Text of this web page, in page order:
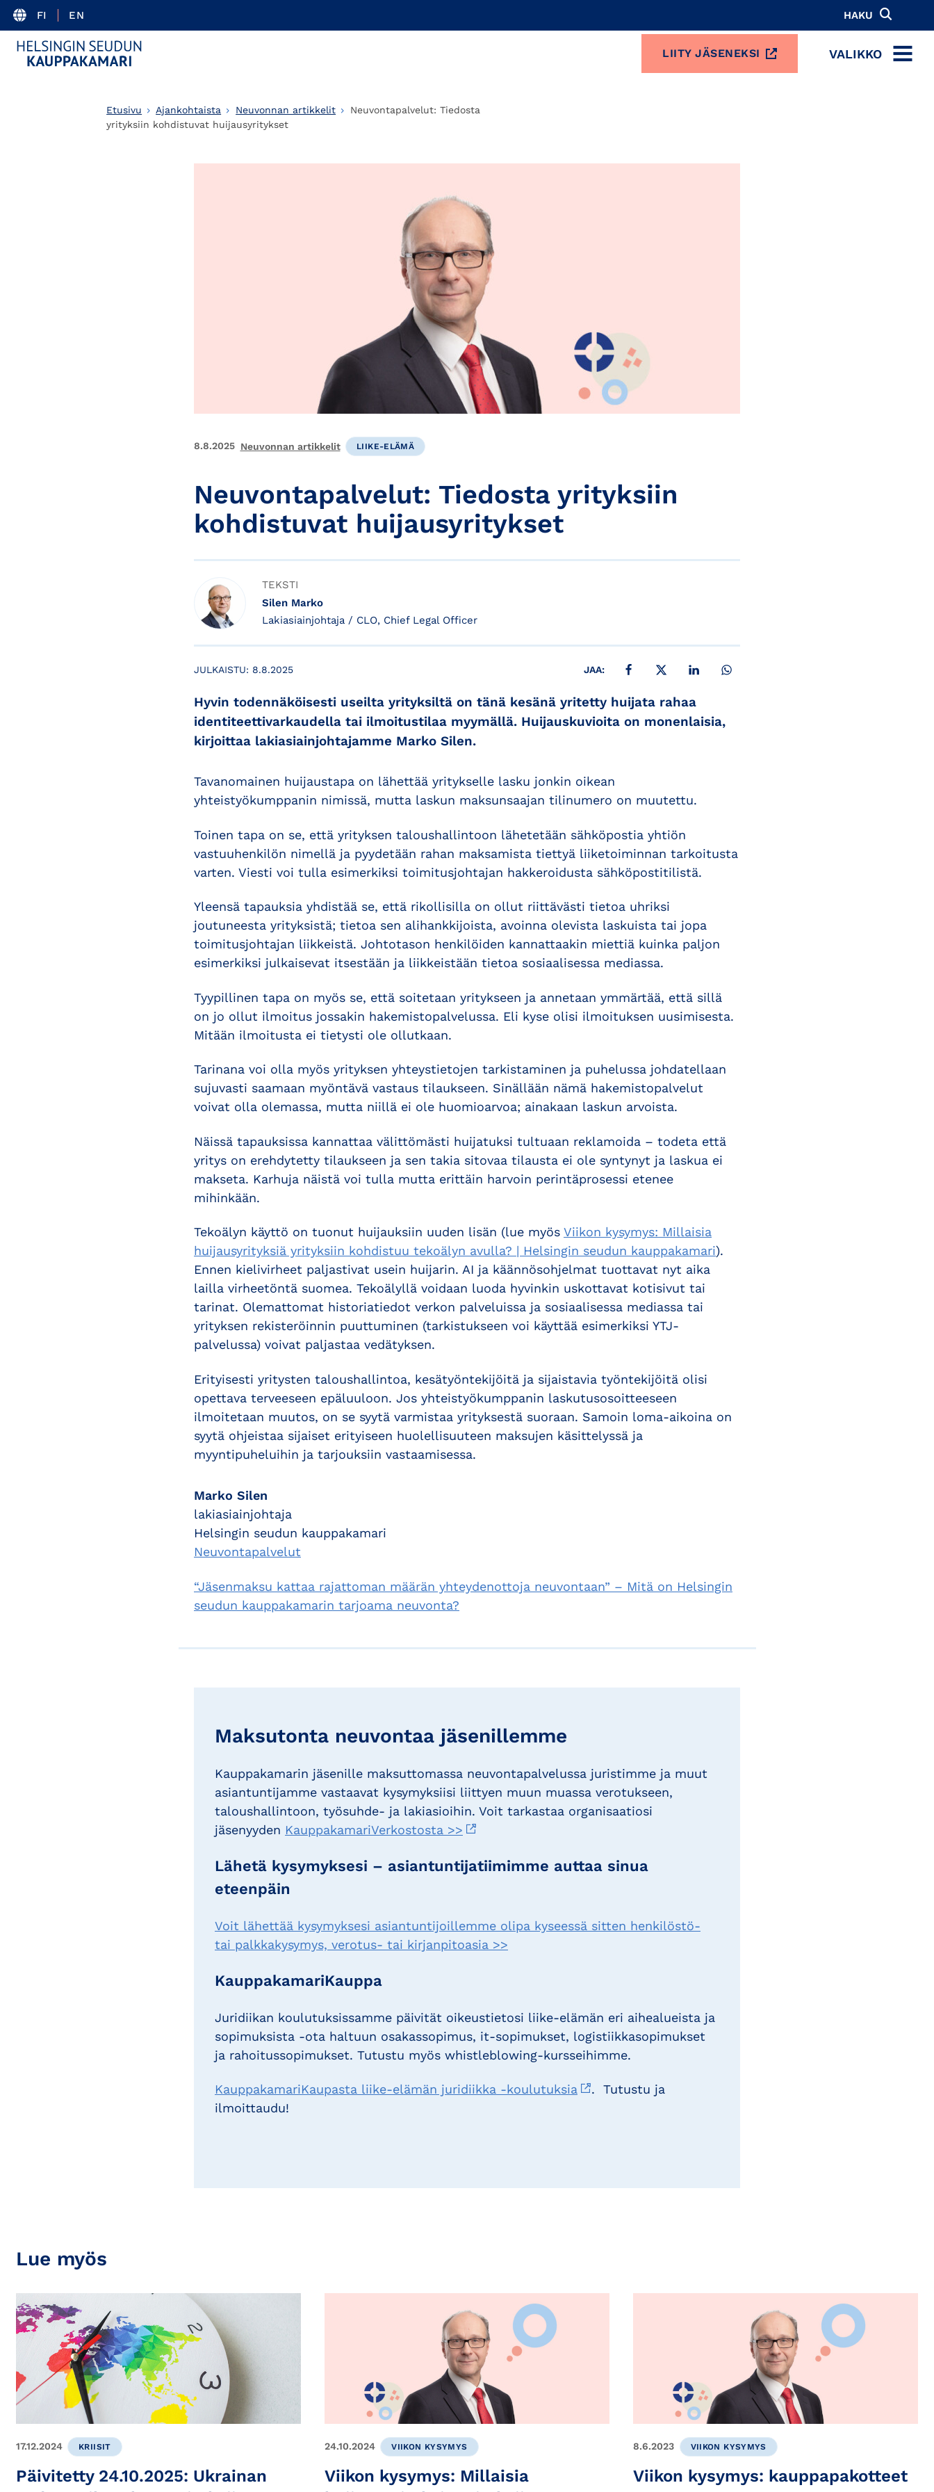
FI EN HAKU
LIITY JÄSENEKSI VALIKKO
MENU
Etusivu Ajankohtaista Neuvonnan artikkelit
Neuvontapalvelut: Tiedosta
yrityksiin kohdistuvat huijausyritykset
8.8.2025 Neuvonnan artikkelit LIIKE-ELÄMÄ
Neuvontapalvelut: Tiedosta yrityksiin
kohdistuvat huijausyritykset
TEKSTI
Silen Marko
Lakiasiainjohtaja / CLO, Chief Legal Officer
JULKAISTU: 8.8.2025 JAA: JAA FACEBOOKISSA
JAA X:SSÄ JAA LINKEDINISSÄ
Hyvin todennäköisesti useilta yrityksiltä on tänä kesänä yritetty huijata rahaa
identiteettivarkaudella tai ilmoitustilaa myymällä. Huijauskuvioita on monenlaisia,
kirjoittaa lakiasiainjohtajamme Marko Silen.
Tavanomainen huijaustapa on lähettää yritykselle lasku jonkin oikean
yhteistyökumppanin nimissä, mutta laskun maksunsaajan tilinumero on muutettu.
Toinen tapa on se, että yrityksen taloushallintoon lähetetään sähköpostia yhtiön
vastuuhenkilön nimellä ja pyydetään rahan maksamista tiettyä liiketoiminnan tarkoitusta
varten. Viesti voi tulla esimerkiksi toimitusjohtajan hakkeroidusta sähköpostitilistä.
Yleensä tapauksia yhdistää se, että rikollisilla on ollut riittävästi tietoa uhriksi
joutuneesta yrityksistä; tietoa sen alihankkijoista, avoinna olevista laskuista tai jopa
toimitusjohtajan liikkeistä. Johtotason henkilöiden kannattaakin miettiä kuinka paljon
esimerkiksi julkaisevat itsestään ja liikkeistään tietoa sosiaalisessa mediassa.
Tyypillinen tapa on myös se, että soitetaan yritykseen ja annetaan ymmärtää, että sillä
on jo ollut ilmoitus jossakin hakemistopalvelussa. Eli kyse olisi ilmoituksen uusimisesta.
Mitään ilmoitusta ei tietysti ole ollutkaan.
Tarinana voi olla myös yrityksen yhteystietojen tarkistaminen ja puhelussa johdatellaan
sujuvasti saamaan myöntävä vastaus tilaukseen. Sinällään nämä hakemistopalvelut
voivat olla olemassa, mutta niillä ei ole huomioarvoa; ainakaan laskun arvoista.
Näissä tapauksissa kannattaa välittömästi huijatuksi tultuaan reklamoida – todeta että
yritys on erehdytetty tilaukseen ja sen takia sitovaa tilausta ei ole syntynyt ja laskua ei
makseta. Karhuja näistä voi tulla mutta erittäin harvoin perintäprosessi etenee
mihinkään.
Tekoälyn käyttö on tuonut huijauksiin uuden lisän (lue myös Viikon kysymys: Millaisia
huijausyrityksiä yrityksiin kohdistuu tekoälyn avulla? | Helsingin seudun kauppakamari).
Ennen kielivirheet paljastivat usein huijarin. AI ja käännösohjelmat tuottavat nyt aika
lailla virheetöntä suomea. Tekoälyllä voidaan luoda hyvinkin uskottavat kotisivut tai
tarinat. Olemattomat historiatiedot verkon palveluissa ja sosiaalisessa mediassa tai
yrityksen rekisteröinnin puuttuminen (tarkistukseen voi käyttää esimerkiksi YTJ-
palvelussa) voivat paljastaa vedätyksen.
Erityisesti yritysten taloushallintoa, kesätyöntekijöitä ja sijaistavia työntekijöitä olisi
opettava terveeseen epäluuloon. Jos yhteistyökumppanin laskutusosoitteeseen
ilmoitetaan muutos, on se syytä varmistaa yrityksestä suoraan. Samoin loma-aikoina on
syytä ohjeistaa sijaiset erityiseen huolellisuuteen maksujen käsittelyssä ja
myyntipuheluihin ja tarjouksiin vastaamisessa.
Marko Silen
lakiasiainjohtaja
Helsingin seudun kauppakamari
Neuvontapalvelut
“Jäsenmaksu kattaa rajattoman määrän yhteydenottoja neuvontaan” – Mitä on Helsingin
seudun kauppakamarin tarjoama neuvonta?
Maksutonta neuvontaa jäsenillemme
Kauppakamarin jäsenille maksuttomassa neuvontapalvelussa juristimme ja muut
asiantuntijamme vastaavat kysymyksiisi liittyen muun muassa verotukseen,
taloushallintoon, työsuhde- ja lakiasioihin. Voit tarkastaa organisaatiosi
jäsenyyden KauppakamariVerkostosta >>
Lähetä kysymyksesi – asiantuntijatiimimme auttaa sinua
eteenpäin
Voit lähettää kysymyksesi asiantuntijoillemme olipa kyseessä sitten henkilöstö-
tai palkkakysymys, verotus- tai kirjanpitoasia >>
KauppakamariKauppa
Juridiikan koulutuksissamme päivität oikeustietosi liike-elämän eri aihealueista ja
sopimuksista -ota haltuun osakassopimus, it-sopimukset, logistiikkasopimukset
ja rahoitussopimukset. Tutustu myös whistleblowing-kursseihimme.
KauppakamariKaupasta liike-elämän juridiikka -koulutuksia
. Tutustu ja
ilmoittaudu!
Lue myös
17.12.2024 KRIISIT
Päivitetty 24.10.2025: Ukrainan
24.10.2024 VIIKON KYSYMYS
Viikon kysymys: Millaisia
8.6.2023 VIIKON KYSYMYS
Viikon kysymys: kauppapakotteet